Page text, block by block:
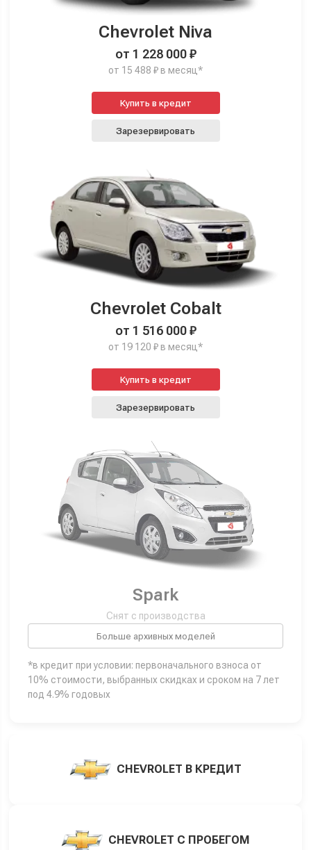
Chevrolet Niva
от 1 228 000 ₽
от 15 488 ₽ в месяц*
Купить в кредит
Зарезервировать
Chevrolet Cobalt
от 1 516 000 ₽
от 19 120 ₽ в месяц*
Купить в кредит
Зарезервировать
Spark
Снят с производства
Больше архивных моделей
*в кредит при условии: первоначального взноса от
10% стоимости, выбранных скидках и сроком на 7 лет
под 4.9% годовых
CHEVROLET В КРЕДИТ
CHEVROLET С ПРОБЕГОМ